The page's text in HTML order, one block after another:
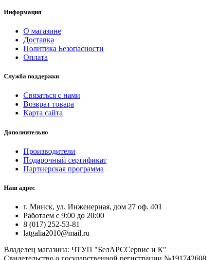
Информация
О магазине
Доставка
Политика Безопасности
Оплата
Служба поддержки
Связаться с нами
Возврат товара
Карта сайта
Дополнительно
Производители
Подарочный сертификат
Партнерская программа
Наш адрес
г. Минск, ул. Инженерная, дом 27 оф. 401
Работаем с 9:00 до 20:00
8 (017) 252-53-81
latgalia2010@mail.ru
Владелец магазина: ЧТУП "БелАРССервис и К"